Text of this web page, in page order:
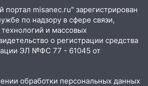
врач рассказал, чем может
облысение и как с этим
на 7 августа: пятница
творческой энергии и
исправить старые
misanec.ru" зарегистрирован
по надзору в сфере связи,
и массовых
о регистрации средства
ЭЛ №ФС 77 - 61045 от
обработки персональных данных